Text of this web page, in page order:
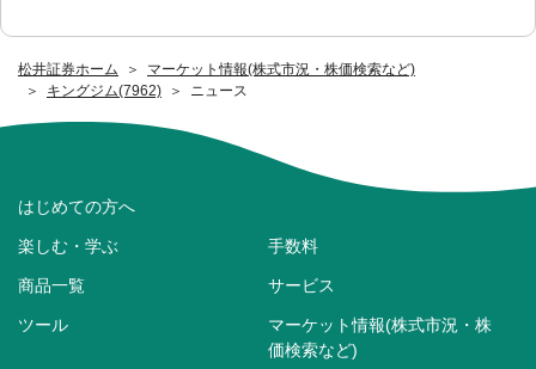
松井証券ホーム
マーケット情報(株式市況・株価検索など)
キングジム(7962)
ニュース
はじめての方へ
楽しむ・学ぶ 手数料
商品一覧 サービス
ツール
マーケット情報(株式市況・株
価検索など)